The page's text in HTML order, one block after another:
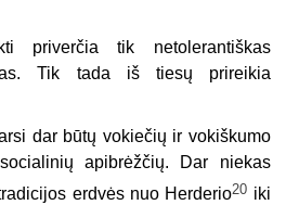
priverčia tik netolerantiškas
Tik tada iš tiesų prireikia
dar būtų vokiečių ir vokiškumo
apibrėžčių. Dar niekas
erdvės nuo Herderio20 iki